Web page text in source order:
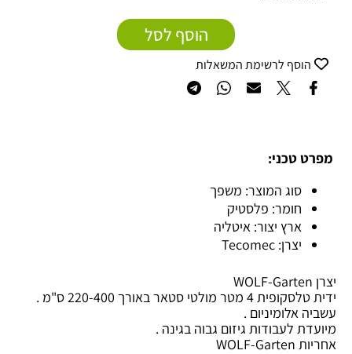
הוסף לסל
הוסף לרשימת המשאלות
מפרט טכני:
סוג המוצר: משפך
חומר: פלסטיק
ארץ יצור: איטליה
יצרן: Tecomec
יצרן WOLF-Garten
ידית טלסקופית 4 מטר מולטי סטאר באורך 220-400 ס"מ .
עשביה אלומיניום .
מיועדת לעבודות גיזום גבוה בגינה .
אחריות WOLF-Garten